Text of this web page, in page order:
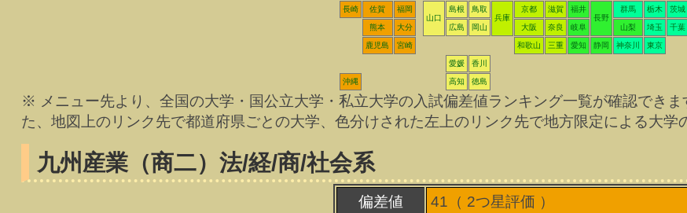
長崎 佐賀
福岡
山口
島根
鳥取
兵庫
京都 滋賀
福井
長野
群馬 栃木 茨城
熊本 大分 広島 岡山 大阪 奈良 岐阜 山梨 埼玉 千葉
鹿児島 宮崎 和歌山 三重 愛知 静岡 神奈川 東京
愛媛 香川
沖縄 高知 徳島
※ メニュー先より、全国の大学・国公立大学・私立大学の入試偏差値ランキング一覧が確認でき
た、地図上のリンク先で都道府県ごとの大学、色分けされた左上のリンク先で地方限定による大学
九州産業（商二） 法/経/商/社会系
偏差値 41（ 2つ星評価 ）